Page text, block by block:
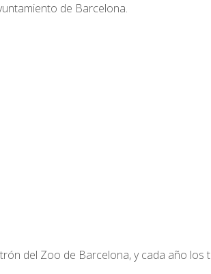
de Barcelona.
del Zoo de Barcelona, y cada año